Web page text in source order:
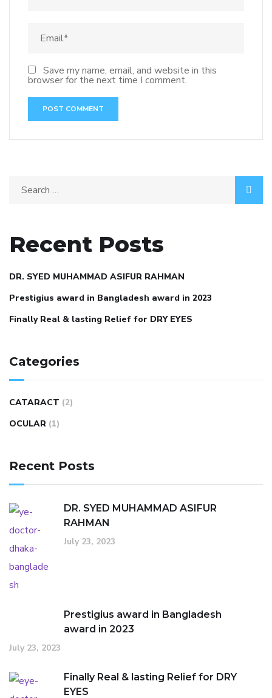
Save my name, email, and website in this
browser for the next time I comment.
Recent Posts
DR. SYED MUHAMMAD ASIFUR RAHMAN
Prestigius award in Bangladesh award in 2023
Finally Real & lasting Relief for DRY EYES
Categories
CATARACT (2)
OCULAR (1)
Recent Posts
DR. SYED MUHAMMAD ASIFUR
RAHMAN
July 23, 2023
Prestigius award in Bangladesh
award in 2023
July 23, 2023
Finally Real & lasting Relief for DRY
EYES